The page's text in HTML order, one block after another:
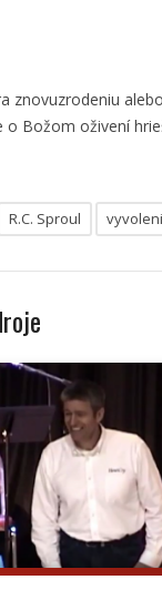
znovuzrodeniu
o Božom oživení
R.C. Sproul